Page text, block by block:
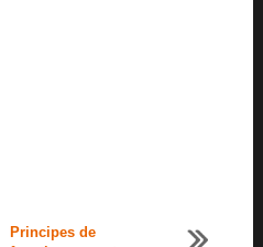
Principes de